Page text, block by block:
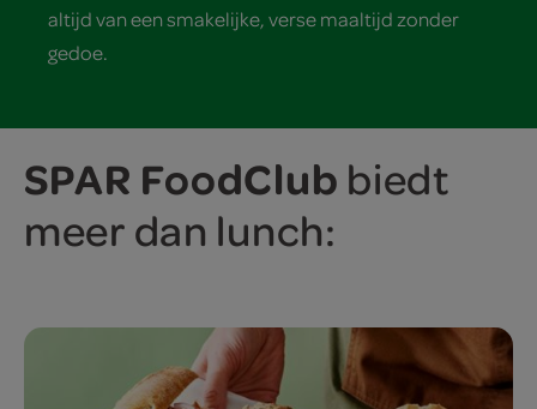
altijd van een smakelijke, verse maaltijd zonder
gedoe.
SPAR FoodClub biedt
meer dan lunch: